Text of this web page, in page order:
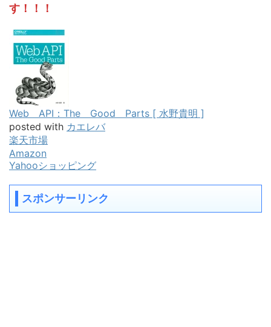
す！！！
Web API：The Good Parts [ 水野貴明 ]
posted with カエレバ
楽天市場
Amazon
Yahooショッピング
スポンサーリンク